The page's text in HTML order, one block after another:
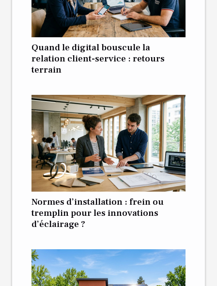
Quand le digital bouscule la
relation client-service : retours
terrain
Normes d’installation : frein ou
tremplin pour les innovations
d’éclairage ?